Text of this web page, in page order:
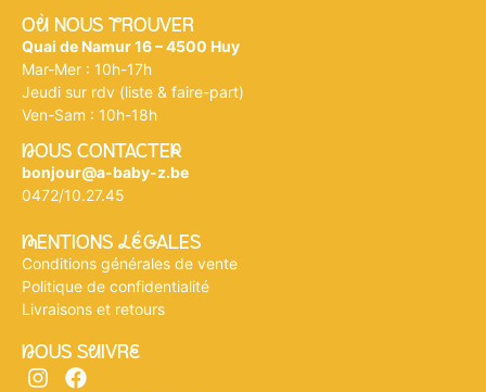
Où NOUS tROUVER
Quai de Namur 16 – 4500 Huy
Mar-Mer : 10h-17h
Jeudi sur rdv (liste & faire-part)
Ven-Sam : 10h-18h
nOUS CONTACTEr
bonjour@a-baby-z.be
0472/10.27.45
mENTIONS légALES
Conditions générales de vente
Politique de confidentialité
Livraisons et retours
nOUS SuIVRe